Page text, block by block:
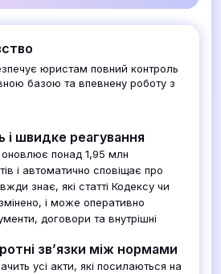
юристам повний контроль
базою та впевнену роботу з
і швидке реагування
понад 1,95 млн
і автоматично сповіщає про
знає, які статті Кодексу чи
змінено, і може оперативно
договори та внутрішні
зв’язки між нормами
усі акти, які посилаються на